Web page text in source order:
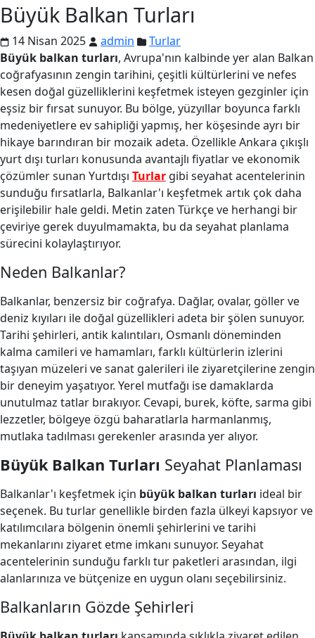
Büyük Balkan Turları
14 Nisan 2025 admin
Turlar
Büyük balkan turları, Avrupa'nın kalbinde yer alan Balkan
coğrafyasının zengin tarihini, çeşitli kültürlerini ve nefes
kesen doğal güzelliklerini keşfetmek isteyen gezginler için
eşsiz bir fırsat sunuyor. Bu bölge, yüzyıllar boyunca farklı
medeniyetlere ev sahipliği yapmış, her köşesinde ayrı bir
hikaye barındıran bir mozaik adeta. Özellikle Ankara çıkışlı
yurt dışı turları konusunda avantajlı fiyatlar ve ekonomik
çözümler sunan Yurtdışı Turlar gibi seyahat acentelerinin
sunduğu fırsatlarla, Balkanlar'ı keşfetmek artık çok daha
erişilebilir hale geldi. Metin zaten Türkçe ve herhangi bir
çeviriye gerek duyulmamakta, bu da seyahat planlama
sürecini kolaylaştırıyor.
Neden Balkanlar?
Balkanlar, benzersiz bir coğrafya. Dağlar, ovalar, göller ve
deniz kıyıları ile doğal güzellikleri adeta bir şölen sunuyor.
Tarihi şehirleri, antik kalıntıları, Osmanlı döneminden
kalma camileri ve hamamları, farklı kültürlerin izlerini
taşıyan müzeleri ve sanat galerileri ile ziyaretçilerine zengin
bir deneyim yaşatıyor. Yerel mutfağı ise damaklarda
unutulmaz tatlar bırakıyor. Cevapi, burek, köfte, sarma gibi
lezzetler, bölgeye özgü baharatlarla harmanlanmış,
mutlaka tadılması gerekenler arasında yer alıyor.
Büyük Balkan Turları Seyahat Planlaması
Balkanlar'ı keşfetmek için büyük balkan turları ideal bir
seçenek. Bu turlar genellikle birden fazla ülkeyi kapsıyor ve
katılımcılara bölgenin önemli şehirlerini ve tarihi
mekanlarını ziyaret etme imkanı sunuyor. Seyahat
acentelerinin sunduğu farklı tur paketleri arasından, ilgi
alanlarınıza ve bütçenize en uygun olanı seçebilirsiniz.
Balkanların Gözde Şehirleri